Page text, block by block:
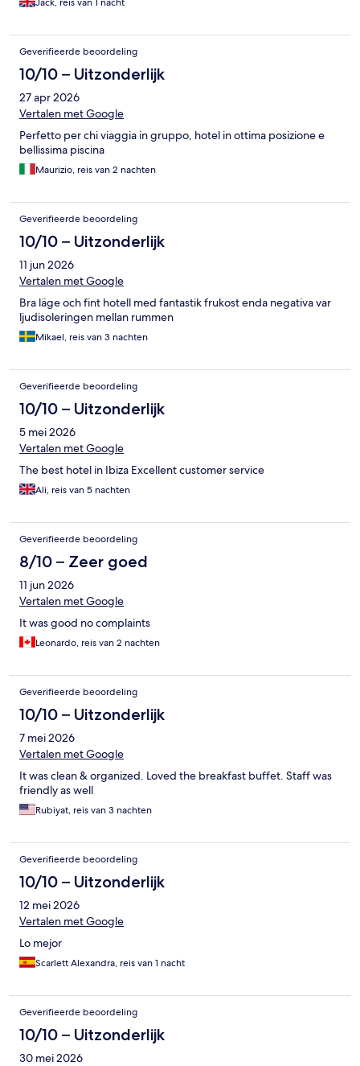
Jack, reis van 1 nacht
Geverifieerde beoordeling
10/10 – Uitzonderlijk
27 apr 2026
Vertalen met Google
Perfetto per chi viaggia in gruppo, hotel in ottima posizione e
bellissima piscina
Maurizio, reis van 2 nachten
Geverifieerde beoordeling
10/10 – Uitzonderlijk
11 jun 2026
Vertalen met Google
Bra läge och fint hotell med fantastik frukost enda negativa var
ljudisoleringen mellan rummen
Mikael, reis van 3 nachten
Geverifieerde beoordeling
10/10 – Uitzonderlijk
5 mei 2026
Vertalen met Google
The best hotel in Ibiza Excellent customer service
Ali, reis van 5 nachten
Geverifieerde beoordeling
8/10 – Zeer goed
11 jun 2026
Vertalen met Google
It was good no complaints
Leonardo, reis van 2 nachten
Geverifieerde beoordeling
10/10 – Uitzonderlijk
7 mei 2026
Vertalen met Google
It was clean & organized. Loved the breakfast buffet. Staff was
friendly as well
Rubiyat, reis van 3 nachten
Geverifieerde beoordeling
10/10 – Uitzonderlijk
12 mei 2026
Vertalen met Google
Lo mejor
Scarlett Alexandra, reis van 1 nacht
Geverifieerde beoordeling
10/10 – Uitzonderlijk
30 mei 2026